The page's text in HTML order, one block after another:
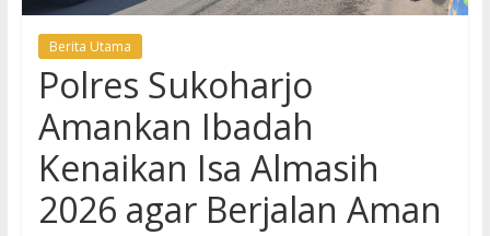
Berita Utama
Polres Sukoharjo
Amankan Ibadah
Kenaikan Isa Almasih
2026 agar Berjalan Aman